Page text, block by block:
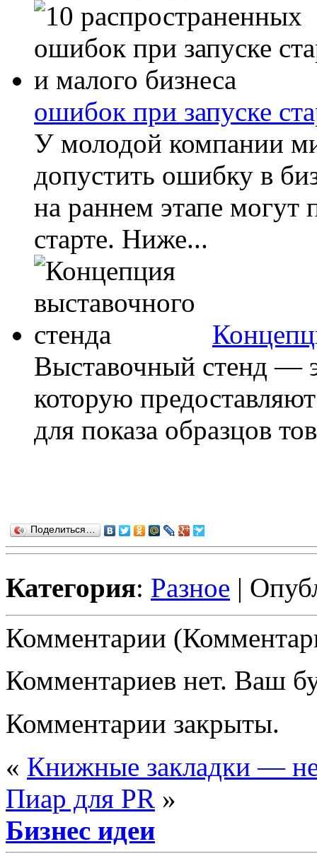
ошибок при запуске
У молодой компании
допустить ошибку в
на раннем этапе
старте. Ниже...
Выставочный стенд —
которую
для показа образцов
Поделиться…
Категория: Разное |
Комментарии
Комментариев нет. Ваш
Комментарии закрыты.
« Книжные закладки —
Пиар для PR »
Бизнес идеи